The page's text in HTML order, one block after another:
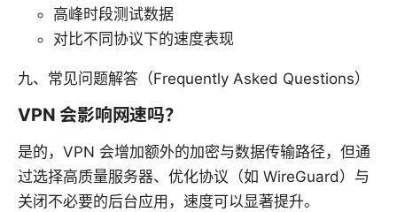
高峰时段测试数据
对比不同协议下的速度表现
九、常见问题解答（Frequently Asked Questions）
VPN 会影响网速吗？
是的，VPN 会增加额外的加密与数据传输路径，但通
过选择高质量服务器、优化协议（如 WireGuard）与
关闭不必要的后台应用，速度可以显著提升。